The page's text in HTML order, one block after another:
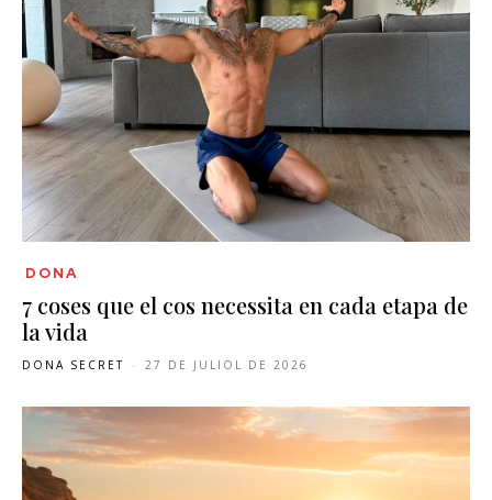
DONA
7 coses que el cos necessita en cada etapa de
la vida
DONA SECRET - 27 DE JULIOL DE 2026